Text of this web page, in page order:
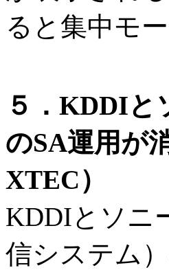
ると集中モ
５．KDDIと
のSA運用が
XTEC）
KDDIとソニ
信システム